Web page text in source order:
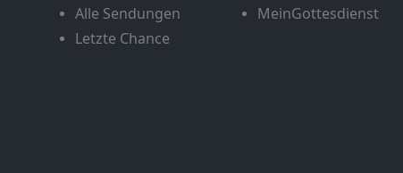
Alle Sendungen
Letzte Chance
MeinGottesdienst